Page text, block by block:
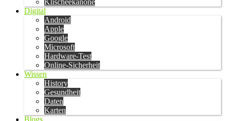
Klischeekanone
Digital
Android
Apple
Google
Microsoft
Hardware-Test
Online-Sicherheit
Wissen
History
Gesundheit
Daten
Karten
Blogs